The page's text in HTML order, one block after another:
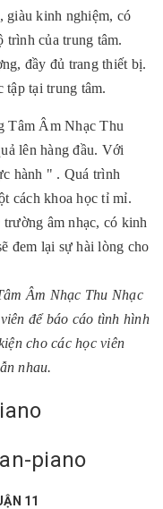
kinh nghiệm, có
trình của trung tâm.
đầy đủ trang thiết bị.
tại trung tâm.
Tâm Âm Nhạc Thu
lên hàng đầu. Với
hành " . Quá trình
cách khoa học tỉ mỉ.
âm nhạc, có kinh
đem lại sự hài lòng cho
Âm Nhạc Thu Nhạc
để báo cáo tình hình
cho các học viên
nhau.
piano
11